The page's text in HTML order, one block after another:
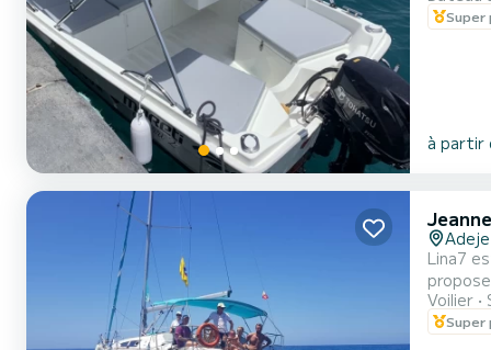
à partir
Adeje
Lina7
et érodées
d'une
Voilier